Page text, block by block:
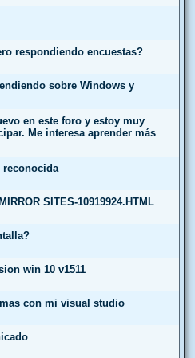
respondiendo encuestas?
sobre Windows y
en este foro y estoy muy
Me interesa aprender más
reconocida
SITES-10919924.HTML
win 10 v1511
con mi visual studio